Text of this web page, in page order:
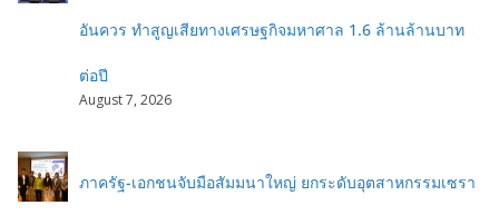
อันควร ทำสูญเสียทางเศรษฐกิจมหาศาล 1.6 ล้านล้านบาท
ต่อปี
August 7, 2026
ภาครัฐ-เอกชนจับมือสัมมนาใหญ่ ยกระดับอุตสาหกรรมเซรา